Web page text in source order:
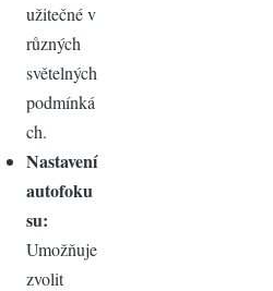
užitečné v
různých
světelných
podmínká
ch.
Nastavení
autofoku
su:
Umožňuje
zvolit